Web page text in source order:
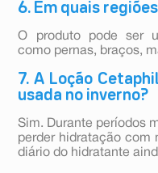
6. Em quais
O produto pode ser
como pernas, braços,
7. A Loção
usada no inverno?
Sim. Durante períodos
perder hidratação com
diário do hidratante